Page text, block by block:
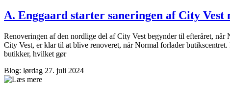
A. Enggaard starter saneringen af City
Renoveringen af den nordlige del af City Vest begynder til efteråret,
City Vest, er klar til at blive renoveret, når Normal forlader
butikker, hvilket gør
Blog: lørdag 27. juli 2024